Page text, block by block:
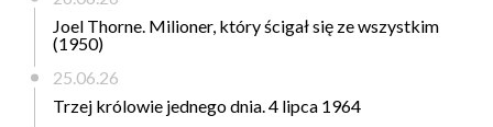
Joel Thorne. Milioner, który ścigał się ze wszystkim
(1950)
25.06.26
Trzej królowie jednego dnia. 4 lipca 1964